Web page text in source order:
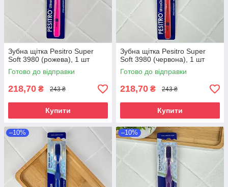
Зубна щітка Pesitro Super
Soft 3980 (рожева), 1 шт
Готово до відправки
218,70 ₴ 243 ₴
Купити
Зубна щітка Pesitro Super
Soft 3980 (червона), 1 шт
Готово до відправки
218,70 ₴ 243 ₴
Купити
–10% –10%